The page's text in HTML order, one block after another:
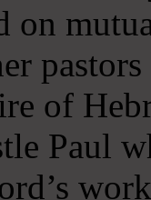
on
of
Paul